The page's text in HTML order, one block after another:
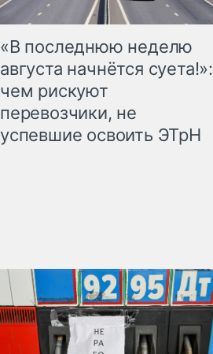
«В последнюю неделю
августа начнётся суета!»:
чем рискуют
перевозчики, не
успевшие освоить ЭТрН